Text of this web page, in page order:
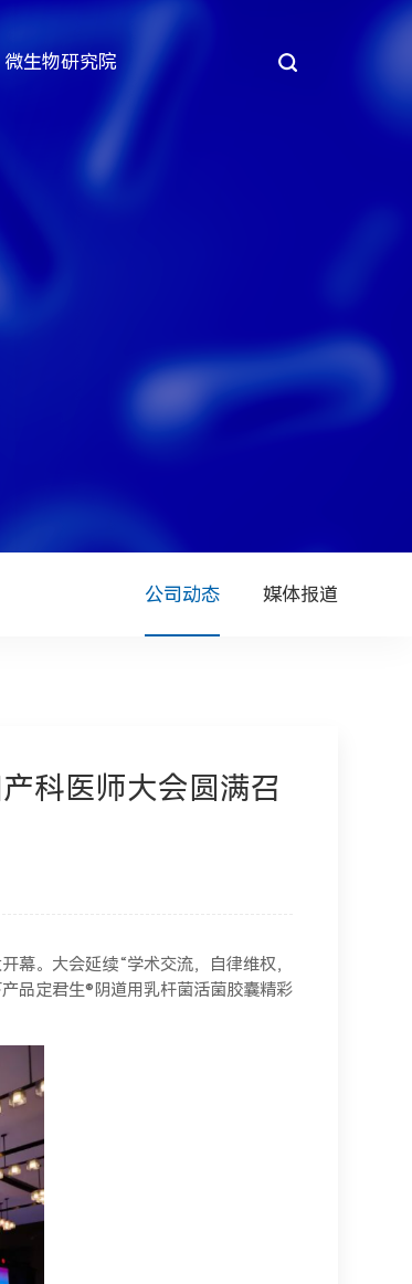
微生物研究院
公司动态 媒体报道
科医师大会圆满召
。大会延续“学术交流，自律维权，
品定君生®阴道用乳杆菌活菌胶囊精彩